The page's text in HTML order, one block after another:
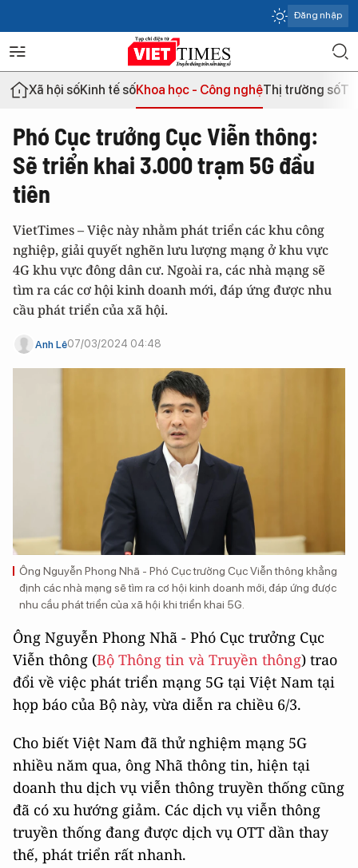
Đăng nhập
Xã hội sốKinh tế sốKhoa học - Công nghệThị trường số
Phó Cục trưởng Cục Viễn thông:
Sẽ triển khai 3.000 trạm 5G đầu
tiên
VietTimes – Việc này nhằm phát triển các khu công
nghiệp, giải quyết nghẽn lưu lượng mạng ở khu vực
4G khu vực đông dân cư. Ngoài ra, các nhà mạng sẽ
tìm ra các cơ hội kinh doanh mới, đáp ứng được nhu
cầu phát triển của xã hội.
Anh Lê07/03/2024 04:48
Ông Nguyễn Phong Nhã - Phó Cục trưởng Cục Viễn thông khẳng
định các nhà mạng sẽ tìm ra cơ hội kinh doanh mới, đáp ứng được
nhu cầu phát triển của xã hội khi triển khai 5G.
Ông Nguyễn Phong Nhã - Phó Cục trưởng Cục
Viễn thông (Bộ Thông tin và Truyền thông) trao
đổi về việc phát triển mạng 5G tại Việt Nam tại
họp báo của Bộ này, vừa diễn ra chiều 6/3.
Cho biết Việt Nam đã thử nghiệm mạng 5G
nhiều năm qua, ông Nhã thông tin, hiện tại
doanh thu dịch vụ viễn thông truyền thống cũng
đã có xu hướng giảm. Các dịch vụ viễn thông
truyền thống đang được dịch vụ OTT dần thay
thế, phát triển rất nhanh.